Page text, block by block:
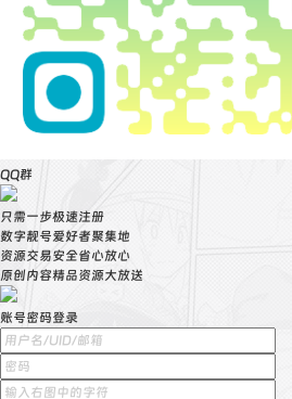
QQ群
只需一步极速注册
数字靓号爱好者聚集地
资源交易安全省心放心
原创内容精品资源大放送
账号密码登录